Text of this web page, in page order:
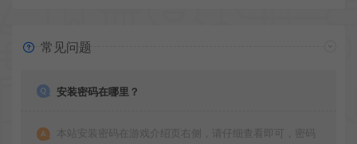
常见问题
安装密码在哪里？
本站安装密码在游戏介绍页右侧，请仔细查看即可，密码